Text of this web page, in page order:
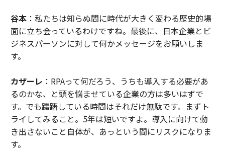
谷本：私たちは知らぬ間に時代が大きく変わる歴史的場
面に立ち会っているわけですね。最後に、日本企業とビ
ジネスパーソンに対して何かメッセージをお願いしま
す。
カザーレ ：RPAって何だろう、うちも導入する必要があ
るのかな、と頭を悩ませている企業の方は多いはずで
す。でも躊躇している時間はそれだけ無駄です。まずト
ライしてみること。5年は短いですよ。導入に向けて動
き出さないこと自体が、あっという間にリスクになりま
す。